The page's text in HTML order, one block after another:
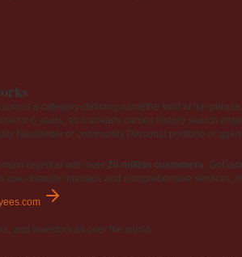
is a category-defining namethe kind of full-
for 6 years, so it already carries history search
Newsletter or community Personal portfolio or
registrar with over 20 million customers,
user-friendly interface and comprehensive
and investors all over the world.